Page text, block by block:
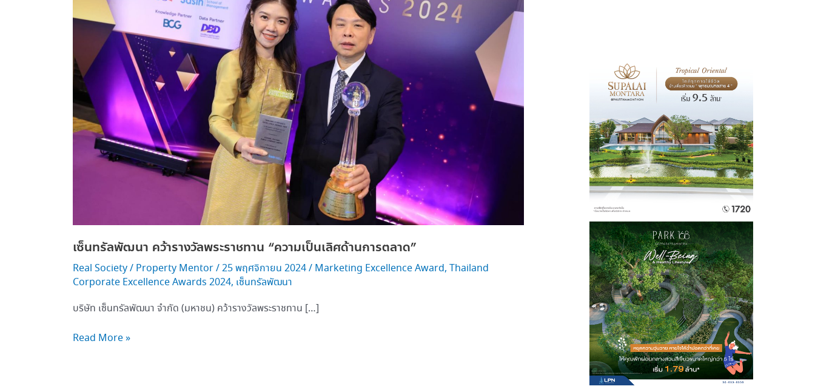
เซ็นทรัลพัฒนา คว้ารางวัลพระราชทาน “ความเป็นเลิศด้านการตลาด”
Real Society/ Property Mentor/25 พฤศจิกายน 2024/ Marketing Excellence Award, Thailand
Corporate Excellence Awards 2024, เซ็นทรัลพัฒนา
บริษัท เซ็นทรัลพัฒนา จำกัด (มหาชน) คว้ารางวัลพระราชทาน […]
เป็น
การ
ตลาด”
Read More »